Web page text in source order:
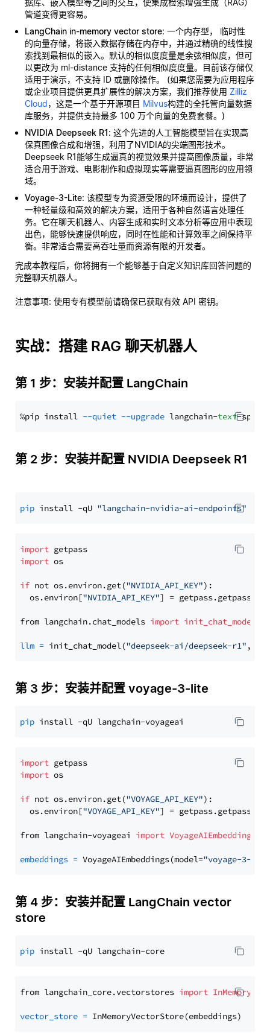
据库、嵌入模型等之间的交互，使集成检索增强生成（RAG）
管道变得更容易。
LangChain in-memory vector store: 一个内存型， 临时性
的向量存储，将嵌入数据存储在内存中，并通过精确的线性搜
索找到最相似的嵌入。默认的相似度度量是余弦相似度，但可
以更改为 ml-distance 支持的任何相似度度量。目前该存储仅
适用于演示，不支持 ID 或删除操作。 (如果您需要为应用程序
或企业项目提供更具扩展性的解决方案，我们推荐使用 Zilliz
Cloud，这是一个基于开源项目 Milvus构建的全托管向量数据
库服务，并提供支持最多 100 万个向量的免费套餐。)
NVIDIA Deepseek R1: 这个先进的人工智能模型旨在实现高
保真图像合成和增强，利用了NVIDIA的尖端图形技术。
Deepseek R1能够生成逼真的视觉效果并提高图像质量，非常
适合用于游戏、电影制作和虚拟现实等需要逼真图形的应用领
域。
Voyage-3-Lite: 该模型专为资源受限的环境而设计，提供了
一种轻量级和高效的解决方案，适用于各种自然语言处理任
务。它在聊天机器人、内容生成和实时文本分析等应用中表现
出色，能够快速提供响应，同时在性能和计算效率之间保持平
衡。非常适合需要高吞吐量而资源有限的开发者。
完成本教程后，你将拥有一个能够基于自定义知识库回答问题的
完整聊天机器人。
注意事项: 使用专有模型前请确保已获取有效 API 密钥。
实战：搭建 RAG 聊天机器人
第 1 步：安装并配置 LangChain
%pip install --quiet --upgrade langchain-text
第 2 步：安装并配置 NVIDIA Deepseek R1
pip install -qU "langchain-nvidia-ai-endpoints"
import
import os
if not os.environ.get("NVIDIA_API_KEY"):
  os.environ[
"NVIDIA_API_KEY"] = getpass.getpass(
from langchain.chat_models import init_chat_model
llm = init_chat_model("deepseek-ai/deepseek-r1" ,
第 3 步：安装并配置 voyage-3-lite
pip
import
import os
if not os.environ.get("VOYAGE_API_KEY"):
  os.environ[
"VOYAGE_API_KEY"] = getpass.getpass(
from langchain-voyageai import VoyageAIEmbeddings
embeddings = VoyageAIEmbeddings(model="voyage-3-
第 4 步：安装并配置 LangChain vector
store
pip
from langchain_core.vectorstores import
vector_store =